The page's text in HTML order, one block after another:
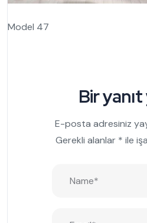
Model 47
Bir yanıt
E-posta adresiniz
Gerekli alanlar * ile